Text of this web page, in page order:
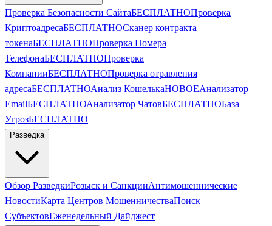
Проверка Безопасности СайтаБЕСПЛАТНОПроверка
КриптоадресаБЕСПЛАТНОСканер контракта
токенаБЕСПЛАТНОПроверка Номера
ТелефонаБЕСПЛАТНОПроверка
КомпанииБЕСПЛАТНОПроверка отравления
адресаБЕСПЛАТНОАнализ КошелькаНОВОЕАнализатор
EmailБЕСПЛАТНОАнализатор ЧатовБЕСПЛАТНОБаза
УгрозБЕСПЛАТНО
Разведка
Обзор РазведкиРозыск и СанкцииАнтимошеннические
НовостиКарта Центров МошенничестваПоиск
СубъектовЕженедельный Дайджест